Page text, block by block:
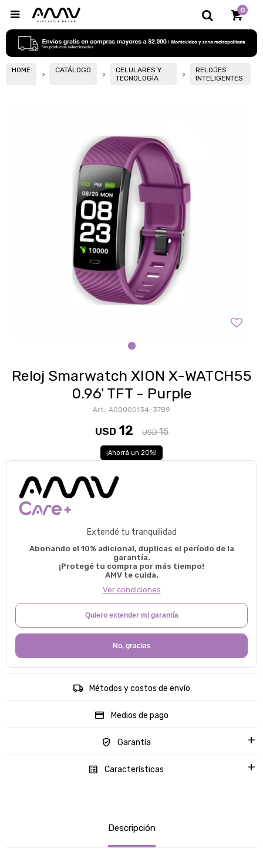
0

HOME CATÁLOGO
CELULARES Y
TECNOLOGÍA
RELOJES
INTELIGENTES
Reloj Smarwatch XION X-WATCH55
0.96' TFT - Purple
A00000134-3789
USD 12 USD 15
20
Extendé tu tranquilidad
Abonando el 10% adicional, duplicas el período de la
garantía.
¡Protegé tu compra por más tiempo!
AMV te cuida.
Ver condiciones
Quiero extender mi garantía
No, gracias
Métodos y costos de envío
Medios de pago
Garantía
Características
Descripción